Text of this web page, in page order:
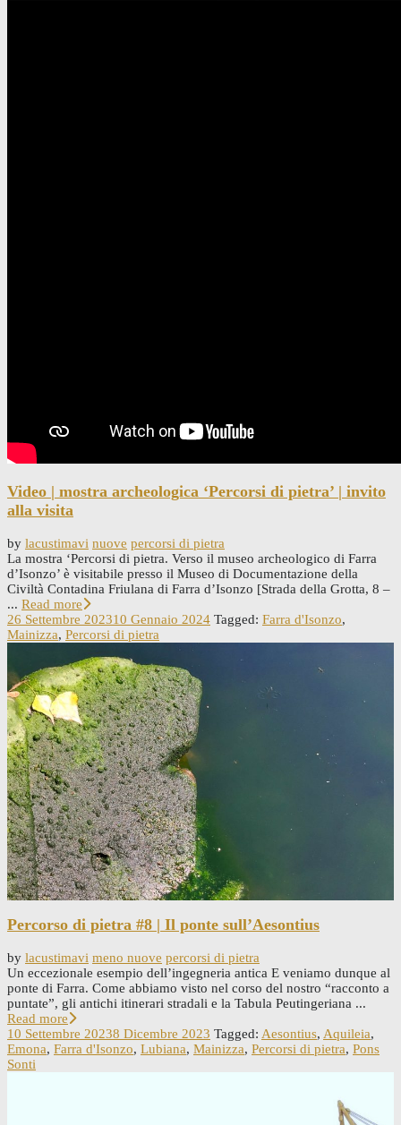
Video | mostra archeologica ‘Percorsi di pietra’ | invito
alla visita
by lacustimavi nuove percorsi di pietra
La mostra ‘Percorsi di pietra. Verso il museo archeologico di Farra
d’Isonzo’ è visitabile presso il Museo di Documentazione della
Civiltà Contadina Friulana di Farra d’Isonzo [Strada della Grotta, 8 –
... Read more
26 Settembre 202310 Gennaio 2024 Tagged: Farra d'Isonzo,
Mainizza, Percorsi di pietra
Percorso di pietra #8 | Il ponte sull’Aesontius
by lacustimavi meno nuove percorsi di pietra
Un eccezionale esempio dell’ingegneria antica E veniamo dunque al
ponte di Farra. Come abbiamo visto nel corso del nostro “racconto a
puntate”, gli antichi itinerari stradali e la Tabula Peutingeriana ...
Read more
10 Settembre 20238 Dicembre 2023 Tagged: Aesontius, Aquileia,
Emona, Farra d'Isonzo, Lubiana, Mainizza, Percorsi di pietra, Pons
Sonti